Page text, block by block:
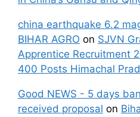
china earthquake 6.2
BIHAR AGRO on SJVN
Apprentice Recruitment
400 Posts Himachal
Good NEWS - 5 days
received proposal on